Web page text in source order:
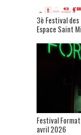
3è Festival
Espace Saint
Festival
avril 2026